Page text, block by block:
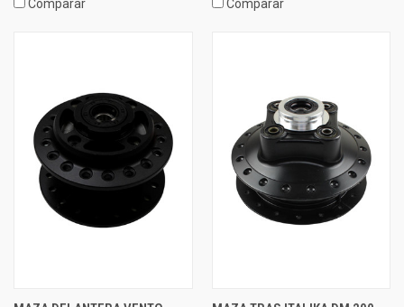
Comparar Comparar